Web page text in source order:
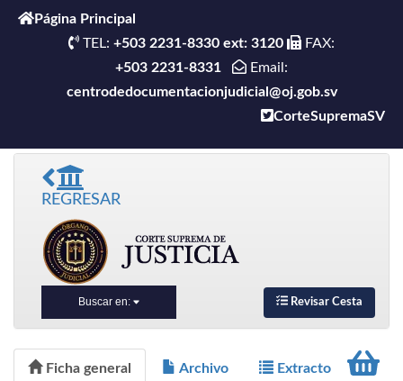
Página Principal
TEL: +503 2231-8330 ext: 3120
FAX:
+503 2231-8331
Email:
centrodedocumentacionjudicial@oj.gob.sv
CorteSupremaSV
REGRESAR
Buscar en: Revisar Cesta
Ficha general Archivo
Extracto